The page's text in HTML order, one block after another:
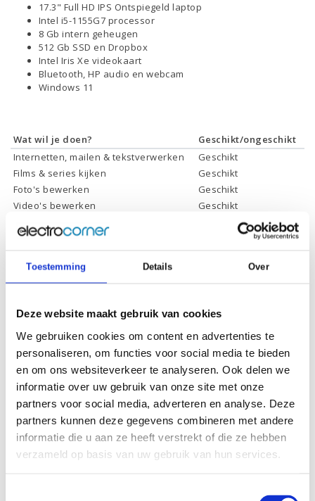
Toestemming Details Over
Deze website maakt gebruik van cookies
We gebruiken cookies om content en advertenties te
personaliseren, om functies voor social media te bieden
en om ons websiteverkeer te analyseren. Ook delen we
informatie over uw gebruik van onze site met onze
partners voor social media, adverteren en analyse. Deze
partners kunnen deze gegevens combineren met andere
informatie die u aan ze heeft verstrekt of die ze hebben
verzameld op basis van uw gebruik van hun services.
17.3" Full HD IPS Ontspiegeld laptop
Intel i5-1155G7 processor
8 Gb intern geheugen
512 Gb SSD en Dropbox
Intel Iris Xe videokaart
Bluetooth, HP audio en webcam
Windows 11
Wat wil je doen?
Geschikt/ongeschikt
Internetten, mailen & tekstverwerken
Geschikt
Films & series kijken
Geschikt
Foto's bewerken
Geschikt
Video's bewerken
Geschikt
Geschikt *
Specificaties
Schermdiagonaal:
17.3 inch (43,9 cm)
Scherm resolutie:
1920 x 1080 (Full HD)
Touchscreen:
-
Scherm reflectie:
Ontspiegeld
Scherm omklapbaar:
-
Processor:
Intel Core i5-1155G7